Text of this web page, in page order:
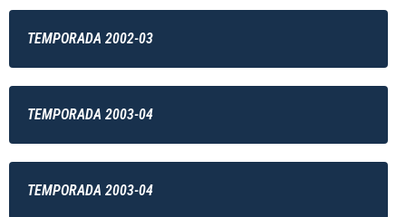
TEMPORADA 2002-03
TEMPORADA 2003-04
TEMPORADA 2003-04